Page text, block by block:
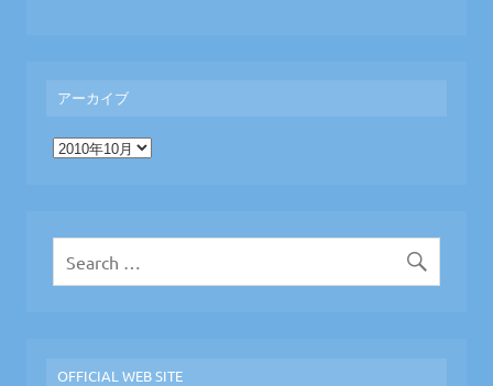
アーカイブ
ア
ー
OFFICIAL WEB SITE